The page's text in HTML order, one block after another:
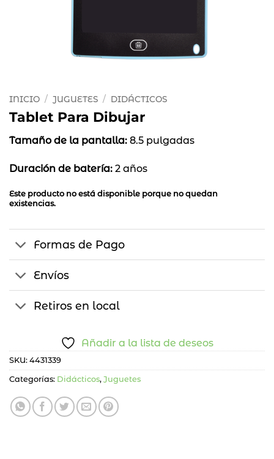
INICIO / JUGUETES / DIDÁCTICOS
Tablet Para Dibujar
Tamaño de la pantalla: 8.5 pulgadas
Duración de batería: 2 años
Este producto no está disponible porque no quedan
existencias.
Formas de Pago
Envíos
Retiros en local
Añadir a la lista de deseos
SKU: 4431339
Categorías: Didácticos, Juguetes